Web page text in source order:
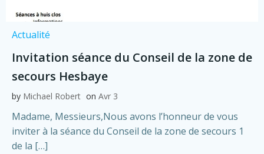
Actualité
Invitation séance du Conseil de la zone de
secours Hesbaye
by Michael Robert on Avr 3
Madame, Messieurs,Nous avons l’honneur de vous
inviter à la séance du Conseil de la zone de secours 1
de la […]